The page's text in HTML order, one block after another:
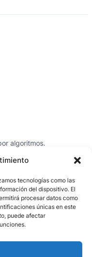
tecnologías como las
del dispositivo. El
procesar datos como
únicas en este
puede afectar
algoritmos.
/
CONTACTO
Instagram
Spotify